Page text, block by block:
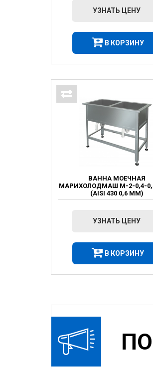
УЗНАТЬ ЦЕНУ
В КОРЗИНУ
ВАННА МОЕЧНАЯ
МАРИХОЛОДМАШ М-2-0,4-
(AISI 430 0,6 ММ)
УЗНАТЬ ЦЕНУ
В КОРЗИНУ